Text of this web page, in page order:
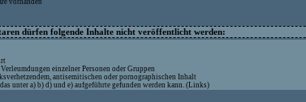
vorhanden
dürfen folgende Inhalte nicht veröffentlicht werden:
einzelner Personen oder Gruppen
antisemitischen oder pornographischen Inhalt
unter a) b) d) und e) aufgeführte gefunden werden kann. (Links)